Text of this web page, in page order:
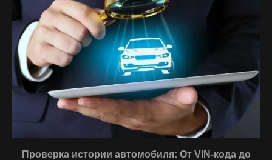
Проверка истории автомобиля: От VIN-кода до